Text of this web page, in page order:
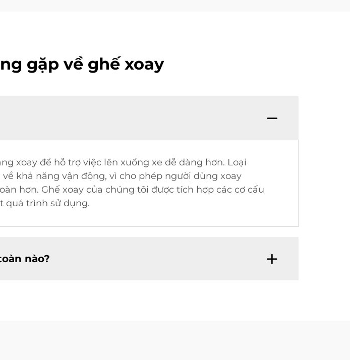
gặp về ghế xoay
xoay để hỗ trợ việc lên xuống xe dễ dàng hơn. Loại
khả năng vận động, vì cho phép người dùng xoay
hơn. Ghế xoay của chúng tôi được tích hợp các cơ cấu
quá trình sử dụng.
nào?